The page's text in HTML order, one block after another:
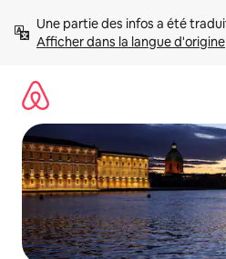
directement
Afficher dans la langue d'origine